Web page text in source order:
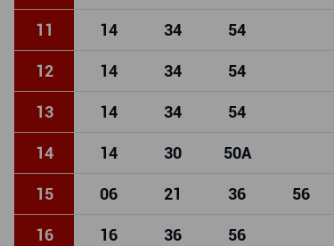
11 14 34 54
12 14 34 54
13 14 34 54
14 14 30 50A
15 06 21 36 56
16 16 36 56